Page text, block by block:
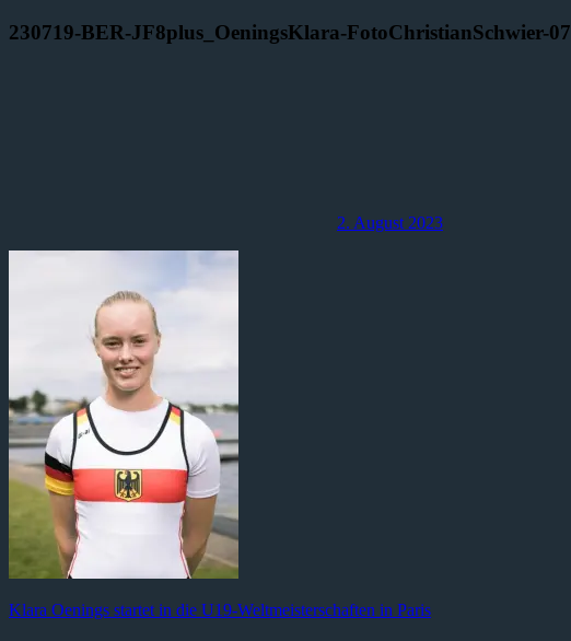
230719-BER-JF8plus_OeningsKlara-FotoChristianSchwier-07
2. August 2023
Beitragsnavigation
Vorheriger
Klara Oenings startet in die U19-Weltmeisterschaften in Paris